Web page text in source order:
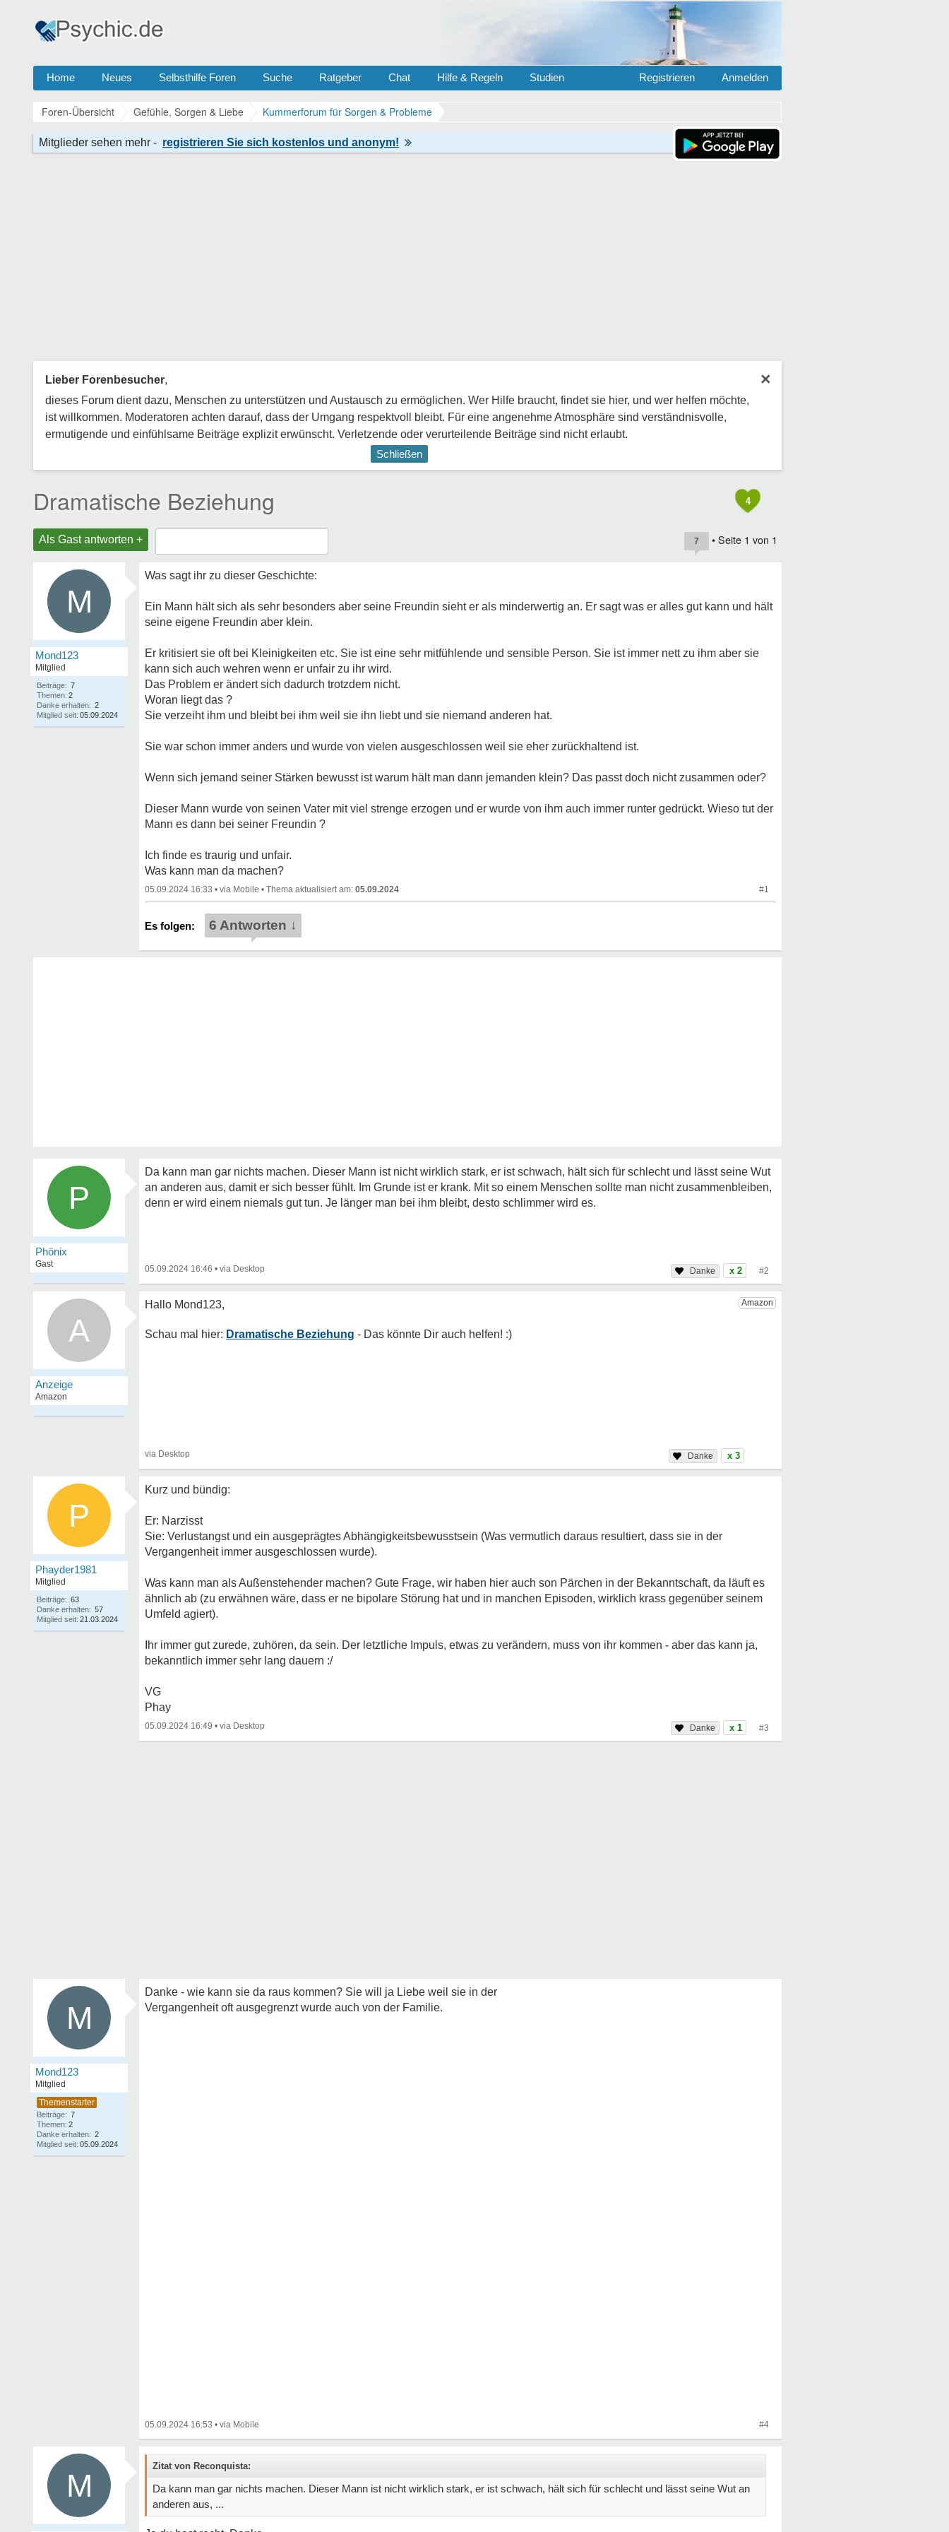
Home Neues Selbsthilfe Foren Suche Ratgeber Chat Hilfe & Regeln Studien Anmelden
Registrieren
Foren-Übersicht Gefühle, Sorgen & Liebe Kummerforum für Sorgen & Probleme
×
Lieber Forenbesucher,
dieses Forum dient dazu, Menschen zu unterstützen und Austausch zu ermöglichen. Wer Hilfe braucht, findet sie hier, und wer helfen möchte,
ist willkommen. Moderatoren achten darauf, dass der Umgang respektvoll bleibt. Für eine angenehme Atmosphäre sind verständnisvolle,
ermutigende und einfühlsame Beiträge explizit erwünscht. Verletzende oder verurteilende Beiträge sind nicht erlaubt.
Schließen
4
Dramatische Beziehung
Als Gast antworten + 7 • Seite 1 von 1
M
Mond123
Mitglied
Beiträge: 7
Themen: 2
Danke erhalten: 2
Mitglied seit: 05.09.2024
Was sagt ihr zu dieser Geschichte:
Ein Mann hält sich als sehr besonders aber seine Freundin sieht er als minderwertig an. Er sagt was er alles gut kann und hält
seine eigene Freundin aber klein.
Er kritisiert sie oft bei Kleinigkeiten etc. Sie ist eine sehr mitfühlende und sensible Person. Sie ist immer nett zu ihm aber sie
kann sich auch wehren wenn er unfair zu ihr wird.
Das Problem er ändert sich dadurch trotzdem nicht.
Woran liegt das ?
Sie verzeiht ihm und bleibt bei ihm weil sie ihn liebt und sie niemand anderen hat.
Sie war schon immer anders und wurde von vielen ausgeschlossen weil sie eher zurückhaltend ist.
Wenn sich jemand seiner Stärken bewusst ist warum hält man dann jemanden klein? Das passt doch nicht zusammen oder?
Dieser Mann wurde von seinen Vater mit viel strenge erzogen und er wurde von ihm auch immer runter gedrückt. Wieso tut der
Mann es dann bei seiner Freundin ?
Ich finde es traurig und unfair.
Was kann man da machen?
05.09.2024 16:33 • • 05.09.2024 #1
6 Antworten ↓
P
Phönix
Gast
Da kann man gar nichts machen. Dieser Mann ist nicht wirklich stark, er ist schwach, hält sich für schlecht und lässt seine Wut
an anderen aus, damit er sich besser fühlt. Im Grunde ist er krank. Mit so einem Menschen sollte man nicht zusammenbleiben,
denn er wird einem niemals gut tun. Je länger man bei ihm bleibt, desto schlimmer wird es.
05.09.2024 16:46 • x 2 #2
A Dramatische Beziehung
x 3
P
Phayder1981
Mitglied
Beiträge: 63
Danke erhalten: 57
Mitglied seit: 21.03.2024
Kurz und bündig:
Er: Narzisst
Sie: Verlustangst und ein ausgeprägtes Abhängigkeitsbewusstsein (Was vermutlich daraus resultiert, dass sie in der
Vergangenheit immer ausgeschlossen wurde).
Was kann man als Außenstehender machen? Gute Frage, wir haben hier auch son Pärchen in der Bekanntschaft, da läuft es
ähnlich ab (zu erwähnen wäre, dass er ne bipolare Störung hat und in manchen Episoden, wirklich krass gegenüber seinem
Umfeld agiert).
Ihr immer gut zurede, zuhören, da sein. Der letztliche Impuls, etwas zu verändern, muss von ihr kommen - aber das kann ja,
bekanntlich immer sehr lang dauern :/
VG
Phay
05.09.2024 16:49 • x 1 #3
M
Mond123
Mitglied
Beiträge: 7
Themen: 2
Danke erhalten: 2
Mitglied seit: 05.09.2024
Danke - wie kann sie da raus kommen? Sie will ja Liebe weil sie in der
Vergangenheit oft ausgegrenzt wurde auch von der Familie.
05.09.2024 16:53 • #4
M
Zitat von Reconquista:
Da kann man gar nichts machen. Dieser Mann ist nicht wirklich stark, er ist schwach, hält sich für schlecht und lässt seine Wut an
anderen aus, ...